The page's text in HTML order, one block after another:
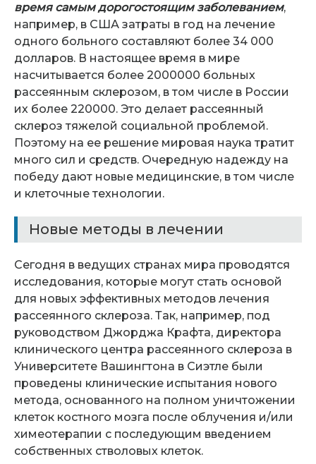
время самым дорогостоящим заболеванием,
например, в США затраты в год на лечение
одного больного составляют более 34 000
долларов. В настоящее время в мире
насчитывается более 2000000 больных
рассеянным склерозом, в том числе в России
их более 220000. Это делает рассеянный
склероз тяжелой социальной проблемой.
Поэтому на ее решение мировая наука тратит
много сил и средств. Очередную надежду на
победу дают новые медицинские, в том числе
и клеточные технологии.
Новые методы в лечении
Сегодня в ведущих странах мира проводятся
исследования, которые могут стать основой
для новых эффективных методов лечения
рассеянного склероза. Так, например, под
руководством Джорджа Крафта, директора
клинического центра рассеянного склероза в
Университете Вашингтона в Сиэтле были
проведены клинические испытания нового
метода, основанного на полном уничтожении
клеток костного мозга после облучения и/или
химеотерапии с последующим введением
собственных стволовых клеток.